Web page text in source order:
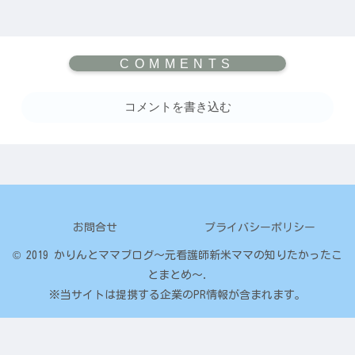
コメントを書き込む
お問合せ プライバシーポリシー
© 2019 かりんとママブログ～元看護師新米ママの知りたかったこ
とまとめ～.
※当サイトは提携する企業のPR情報が含まれます。